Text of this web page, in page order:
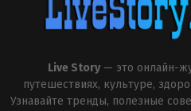
Live Story — это онлайн-
путешествиях, культуре,
Узнавайте тренды, полезные